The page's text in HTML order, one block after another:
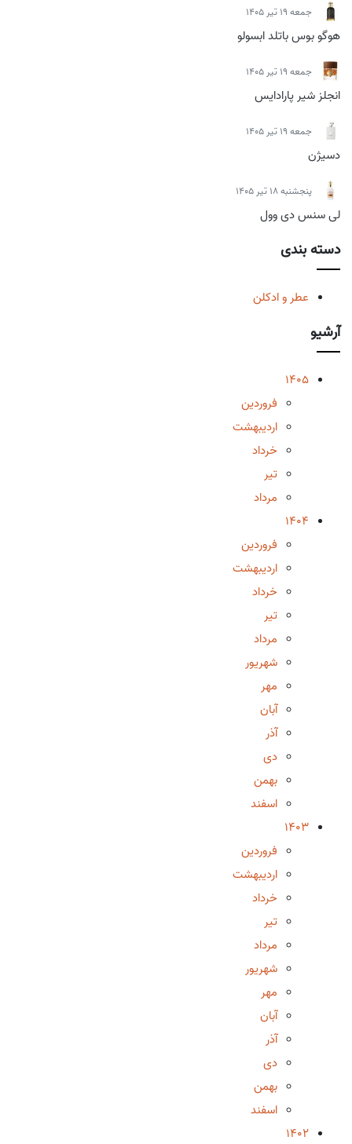
جمعه 19 تیر 1405
هوگو بوس باتلد ابسولو
جمعه 19 تیر 1405
انجلز شیر پارادایس
جمعه 19 تیر 1405
دسیژن
پنجشنبه 18 تیر 1405
لی سنس دی وول
دسته بندی
عطر و ادکلن
آرشیو
1405
فروردین
اردیبهشت
خرداد
تیر
مرداد
1404
فروردین
اردیبهشت
خرداد
تیر
مرداد
شهریور
مهر
آبان
آذر
دی
بهمن
اسفند
1403
فروردین
اردیبهشت
خرداد
تیر
مرداد
شهریور
مهر
آبان
آذر
دی
بهمن
اسفند
1402